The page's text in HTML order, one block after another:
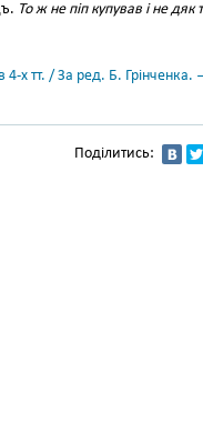
То ж не піп купував і не
4-х тт. / За ред. Б.
Поділитись: